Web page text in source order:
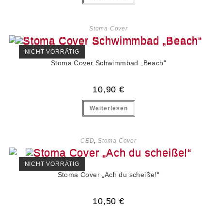
Stoma Cover
NICHT VORRÄTIG
Stoma Cover Schwimmbad „Beach“
10,90 €
Weiterlesen
CED,Stoma Cover
NICHT VORRÄTIG
Stoma Cover „Ach du scheiße!“
10,50 €